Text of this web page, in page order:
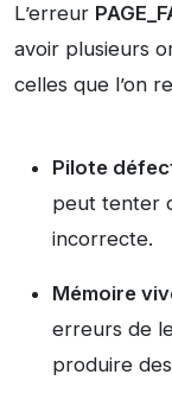
L’erreur
avoir plusieurs
celles que l’on
Pilote
peut tenter
incorrecte.
Mémoire
erreurs de
produire